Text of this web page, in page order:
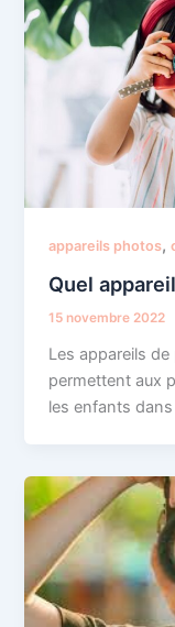
appareils photos,
Quel
15 novembre 2022
Les appareils
permettent aux
les enfants